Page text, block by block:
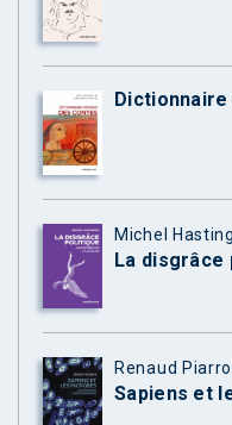
Michel
La disgrâce
Renaud
Sapiens et